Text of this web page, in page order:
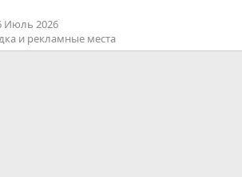
Июль 2026
и рекламные места